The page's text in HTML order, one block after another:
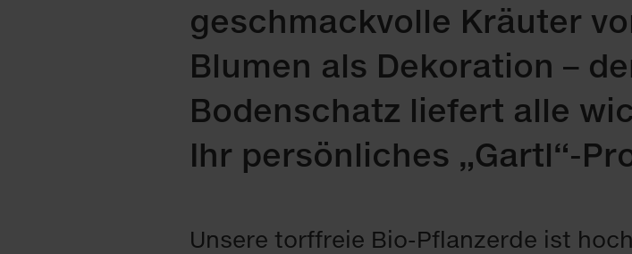
geschmackvolle Kräuter
Blumen als Dekoration –
Bodenschatz liefert alle
Ihr persönliches „Gartl“-
Unsere torffreie Bio-Pflanzerde ist